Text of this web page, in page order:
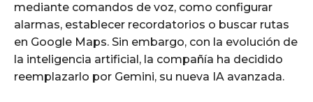
mediante comandos de voz, como configurar
alarmas, establecer recordatorios o buscar rutas
en Google Maps. Sin embargo, con la evolución de
la inteligencia artificial, la compañía ha decidido
reemplazarlo por Gemini, su nueva IA avanzada.